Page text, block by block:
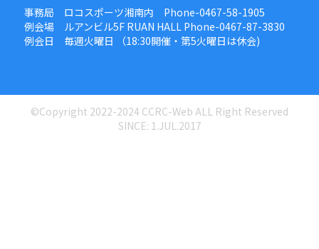
事務局 ロコスポーツ湘南内 Phone-0467-58-1905
例会場 ルアンビル5F RUAN HALL Phone-0467-87-3830
例会日 毎週火曜日 （18:30開催・第5火曜日は休会)
©Copyright 2022-2024 CCRC-Web ALL Right Reserved
SINCE: 1.JUL.2017